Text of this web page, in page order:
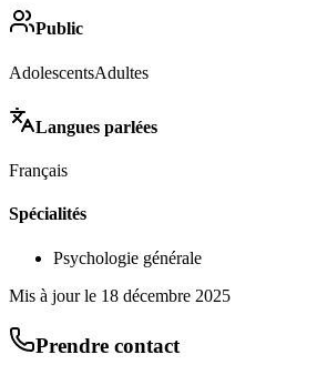
Public
AdolescentsAdultes
Langues parlées
Français
Spécialités
Psychologie générale
Mis à jour le 18 décembre 2025
Prendre contact